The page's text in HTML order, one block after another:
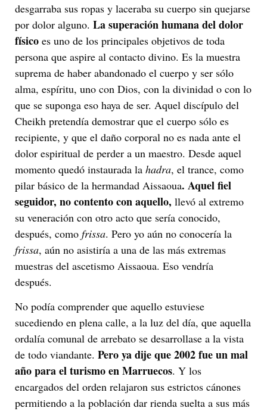
desgarraba sus ropas y laceraba su cuerpo sin quejarse
por dolor alguno. La superación humana del dolor
físico es uno de los principales objetivos de toda
persona que aspire al contacto divino. Es la muestra
suprema de haber abandonado el cuerpo y ser sólo
alma, espíritu, uno con Dios, con la divinidad o con lo
que se suponga eso haya de ser. Aquel discípulo del
Cheikh pretendía demostrar que el cuerpo sólo es
recipiente, y que el daño corporal no es nada ante el
dolor espiritual de perder a un maestro. Desde aquel
momento quedó instaurada la hadra, el trance, como
pilar básico de la hermandad Aissaoua. Aquel fiel
seguidor, no contento con aquello, llevó al extremo
su veneración con otro acto que sería conocido,
después, como frissa. Pero yo aún no conocería la
frissa, aún no asistiría a una de las más extremas
muestras del ascetismo Aissaoua. Eso vendría
después.
No podía comprender que aquello estuviese
sucediendo en plena calle, a la luz del día, que aquella
ordalía comunal de arrebato se desarrollase a la vista
de todo viandante. Pero ya dije que 2002 fue un mal
año para el turismo en Marruecos. Y los
encargados del orden relajaron sus estrictos cánones
permitiendo a la población dar rienda suelta a sus más